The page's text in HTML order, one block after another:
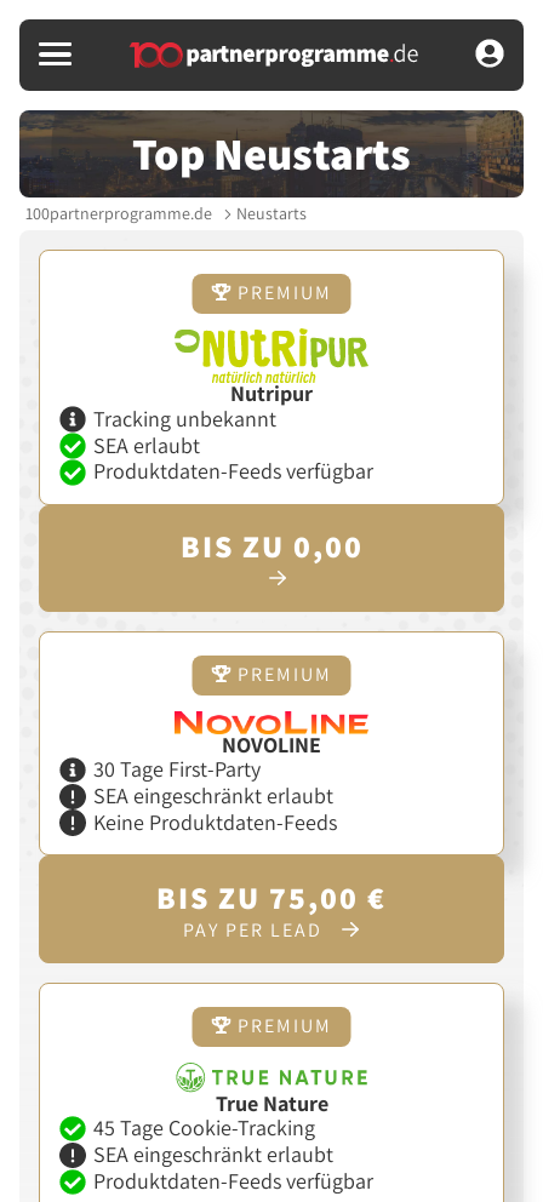
Top Neustarts
100partnerprogramme.de Neustarts
PREMIUM
Nutripur
Tracking unbekannt
SEA erlaubt
Produktdaten-Feeds verfügbar
BIS ZU 0,00
PREMIUM
NOVOLINE
30 Tage First-Party
SEA eingeschränkt erlaubt
Keine Produktdaten-Feeds
BIS ZU 75,00 €
PAY PER LEAD
PREMIUM
True Nature
45 Tage Cookie-Tracking
SEA eingeschränkt erlaubt
Produktdaten-Feeds verfügbar